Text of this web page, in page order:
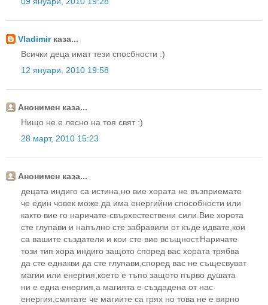
Vladimirказа...
Всички деца имат тези спосбности :)
12 януари, 2010 19:58
Анонимен каза...
Нищо не е лесно на тоя свят :)
28 март, 2010 15:23
Анонимен каза...
децата индиго са истина,но вие хората не възприемате
че един човек може да има енергийни способности или
както вие го наричате-свърхестествени сили.Вие хорота
сте глупави и напълно сте забравили от къде идвате,кои
са вашите създатели и кои сте вие всъщност.Наричате
този тип хора индиго защото според вас хората трябва
да сте еднакви да сте глупави,според вас не същесвуват
магии или енергия,което е тъпо защото първо душата
ни е една енергия,а магията е създадена от нас
енергия,смятате че магиите са грях но това не е вярно